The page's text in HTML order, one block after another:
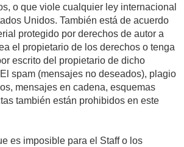
o que viole cualquier ley internacional
Unidos. También está de acuerdo
protegido por derechos de autor a
el propietario de los derechos o tenga
escrito del propietario de dicho
spam (mensajes no deseados), plagio
mensajes en cadena, esquemas
también están prohibidos en este
es imposible para el Staff o los